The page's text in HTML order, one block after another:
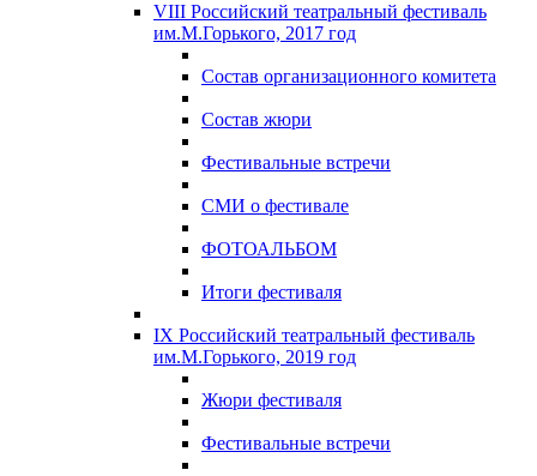
VIII Российский театральный фестиваль
им.М.Горького, 2017 год
Состав организационного комитета
Состав жюри
Фестивальные встречи
СМИ о фестивале
ФОТОАЛЬБОМ
Итоги фестиваля
IX Российский театральный фестиваль
им.М.Горького, 2019 год
Жюри фестиваля
Фестивальные встречи